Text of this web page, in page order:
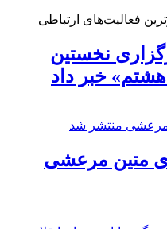
فعالیت‌های ارتباطی
نخستین
خبر داد
متین مرعشی